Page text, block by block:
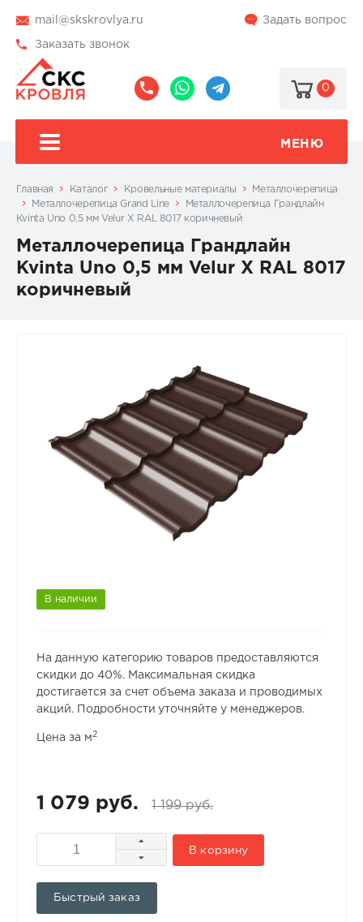
mail@skskrovlya.ru Задать вопрос
Заказать звонок
0
МЕНЮ
Главная Каталог Кровельные материалы
Металлочерепица
Металлочерепица Grand Line
Металлочерепица Грандлайн
Kvinta Uno 0,5 мм Velur X RAL 8017 коричневый
Металлочерепица Грандлайн
Kvinta Uno 0,5 мм Velur X RAL 8017
коричневый
В наличии
На данную категорию товаров предоставляются
скидки до 40%. Максимальная скидка
достигается за счет объема заказа и проводимых
акций. Подробности уточняйте у менеджеров.
Цена за м 2
1 079 руб. 1 199 руб.
В корзину
Быстрый заказ